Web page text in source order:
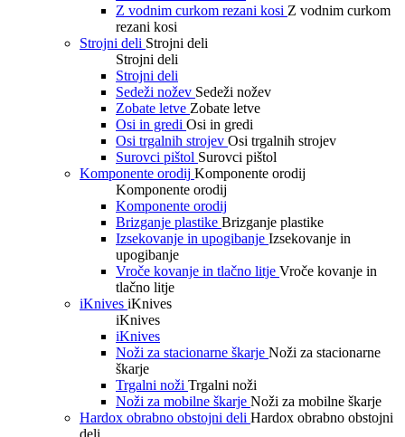
Z vodnim curkom rezani kosi Z vodnim curkom
rezani kosi
Strojni deli Strojni deli
Strojni deli
Strojni deli
Sedeži nožev Sedeži nožev
Zobate letve Zobate letve
Osi in gredi Osi in gredi
Osi trgalnih strojev Osi trgalnih strojev
Surovci pištol Surovci pištol
Komponente orodij Komponente orodij
Komponente orodij
Komponente orodij
Brizganje plastike Brizganje plastike
Izsekovanje in upogibanje Izsekovanje in
upogibanje
Vroče kovanje in tlačno litje Vroče kovanje in
tlačno litje
iKnives iKnives
iKnives
iKnives
Noži za stacionarne škarje Noži za stacionarne
škarje
Trgalni noži Trgalni noži
Noži za mobilne škarje Noži za mobilne škarje
Hardox obrabno obstojni deli Hardox obrabno obstojni
deli